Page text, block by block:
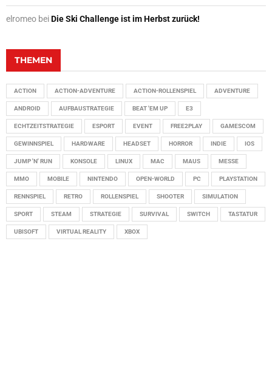
elromeo beiDie Ski Challenge ist im Herbst zurück!
THEMEN
ACTION ACTION-ADVENTURE ACTION-ROLLENSPIEL ADVENTURE
ANDROID AUFBAUSTRATEGIE BEAT 'EM UP E3
ECHTZEITSTRATEGIE ESPORT EVENT FREE2PLAY GAMESCOM
GEWINNSPIEL HARDWARE HEADSET HORROR INDIE IOS
JUMP 'N' RUN KONSOLE LINUX MAC MAUS MESSE
MMO MOBILE NINTENDO OPEN-WORLD PC PLAYSTATION
RENNSPIEL RETRO ROLLENSPIEL SHOOTER SIMULATION
SPORT STEAM STRATEGIE SURVIVAL SWITCH TASTATUR
UBISOFT VIRTUAL REALITY XBOX